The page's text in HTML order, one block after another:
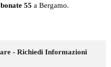
55 a Bergamo.
- Richiedi Informazioni